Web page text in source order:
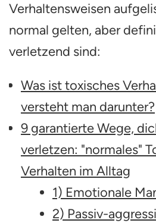
Verhaltensweisen
normal gelten, aber
verletzend sind:
Was ist toxisches
versteht man darunter?
9 garantierte Wege,
verletzen: "normales"
Verhalten im Alltag
1) Emotionale
2) Passiv-